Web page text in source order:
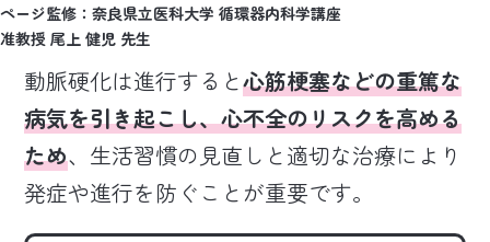
ページ監修：奈良県立医科大学 循環器内科学講座
准教授 尾上 健児 先生
動脈硬化は進行すると心筋梗塞などの重篤な
病気を引き起こし、心不全のリスクを高める
ため、生活習慣の見直しと適切な治療により
発症や進行を防ぐことが重要です。